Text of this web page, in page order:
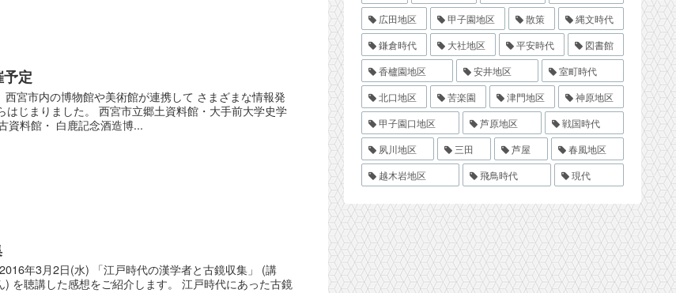
定
西宮市内の博物館や美術館が連携して さまざまな情報発
じまりました。 西宮市立郷土資料館・大手前大学史学
資料館・ 白鹿記念酒造博...
年3月2日(水) 「江戸時代の漢学者と古鏡収集」 (講
を聴講した感想をご紹介します。 江戸時代にあった古鏡
広田地区
甲子園地区 散策
縄文時代
鎌倉時代
大社地区 平安時代
図書館
香櫨園地区
安井地区
室町時代
北口地区
苦楽園 津門地区
神原地区
甲子園口地区
芦原地区
戦国時代
夙川地区
三田 芦屋
春風地区
越木岩地区
飛鳥時代 現代